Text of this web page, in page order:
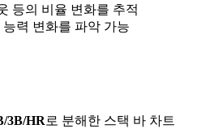
등의 비율 변화를 추적
력 변화를 파악 가능
3B/HR로 분해한 스택 바 차트